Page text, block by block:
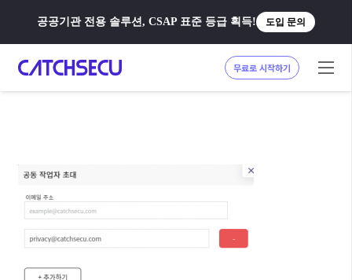
공공기관 전용 솔루션, CSAP 표준 등급 획득! 도입 문의
무료로 시작하기